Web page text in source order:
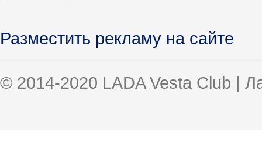
Разместить рекламу на сайте
© 2014-2020 LADA Vesta Club |